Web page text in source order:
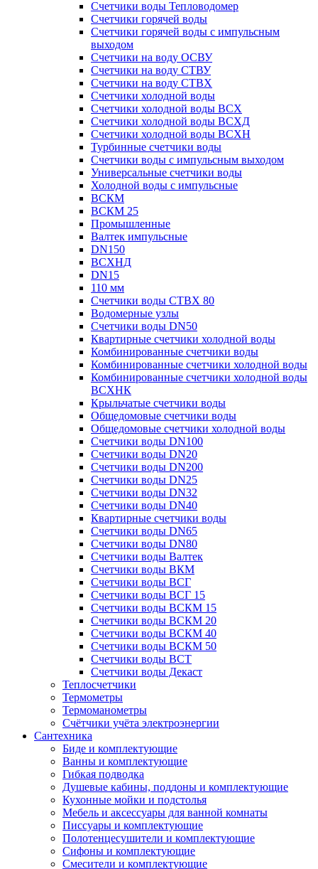
Счетчики воды Тепловодомер
Счетчики горячей воды
Счетчики горячей воды с импульсным
выходом
Счетчики на воду ОСВУ
Счетчики на воду СТВУ
Счетчики на воду СТВХ
Счетчики холодной воды
Счетчики холодной воды ВСХ
Счетчики холодной воды ВСХД
Счетчики холодной воды ВСХН
Турбинные счетчики воды
Счетчики воды с импульсным выходом
Универсальные счетчики воды
Холодной воды с импульсные
ВСКМ
ВСКМ 25
Промышленные
Валтек импульсные
DN150
ВСХНД
DN15
110 мм
Счетчики воды СТВХ 80
Водомерные узлы
Счетчики воды DN50
Квартирные счетчики холодной воды
Комбинированные счетчики воды
Комбинированные счетчики холодной воды
Комбинированные счетчики холодной воды
ВСХНК
Крыльчатые счетчики воды
Общедомовые счетчики воды
Общедомовые счетчики холодной воды
Счетчики воды DN100
Счетчики воды DN20
Счетчики воды DN200
Счетчики воды DN25
Счетчики воды DN32
Счетчики воды DN40
Квартирные счетчики воды
Счетчики воды DN65
Счетчики воды DN80
Счетчики воды Валтек
Счетчики воды ВКМ
Счетчики воды ВСГ
Счетчики воды ВСГ 15
Счетчики воды ВСКМ 15
Счетчики воды ВСКМ 20
Счетчики воды ВСКМ 40
Счетчики воды ВСКМ 50
Счетчики воды ВСТ
Счетчики воды Декаст
Теплосчетчики
Термометры
Термоманометры
Счётчики учёта электроэнергии
Сантехника
Биде и комплектующие
Ванны и комплектующие
Гибкая подводка
Душевые кабины, поддоны и комплектующие
Кухонные мойки и подстолья
Мебель и аксессуары для ванной комнаты
Писсуары и комплектующие
Полотенцесушители и комплектующие
Сифоны и комплектующие
Смесители и комплектующие